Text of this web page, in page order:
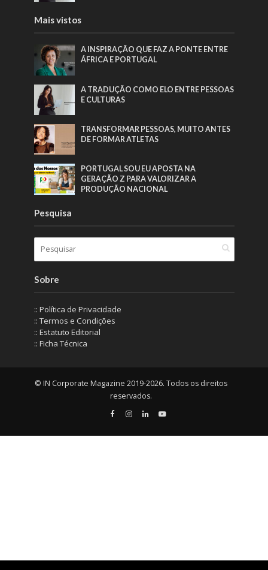
Mais vistos
A INSPIRAÇÃO QUE FAZ A PONTE ENTRE
ÁFRICA E PORTUGAL
A TRADUÇÃO COMO ELO ENTRE PESSOAS
E CULTURAS
TRANSFORMAR PESSOAS, MUITO ANTES
DE FORMAR ATLETAS
PORTUGAL SOU EU APOSTA NA
GERAÇÃO Z PARA VALORIZAR A
PRODUÇÃO NACIONAL
Pesquisa
Sobre
:: Política de Privacidade
:: Termos e Condições
:: Estatuto Editorial
:: Ficha Técnica
© IN Corporate Magazine 2019-2026. Todos os direitos
reservados.